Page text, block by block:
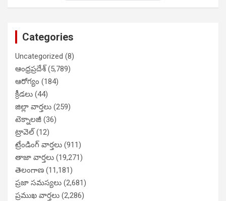
Categories
Uncategorized (8)
ఆంధ్రప్రదేశ్(5,789)
ఆరోగ్యం (184)
క్రీడలు (44)
జిల్లా వార్తలు (259)
టెక్నాలజీ (36)
ట్రావెల్(12)
ట్రేండింగ్ వార్తలు (911)
తాజా వార్తలు (19,271)
తెలంగాణ (11,181)
ప్రజా సమస్యలు (2,681)
ప్రముఖ వార్తలు (2,286)